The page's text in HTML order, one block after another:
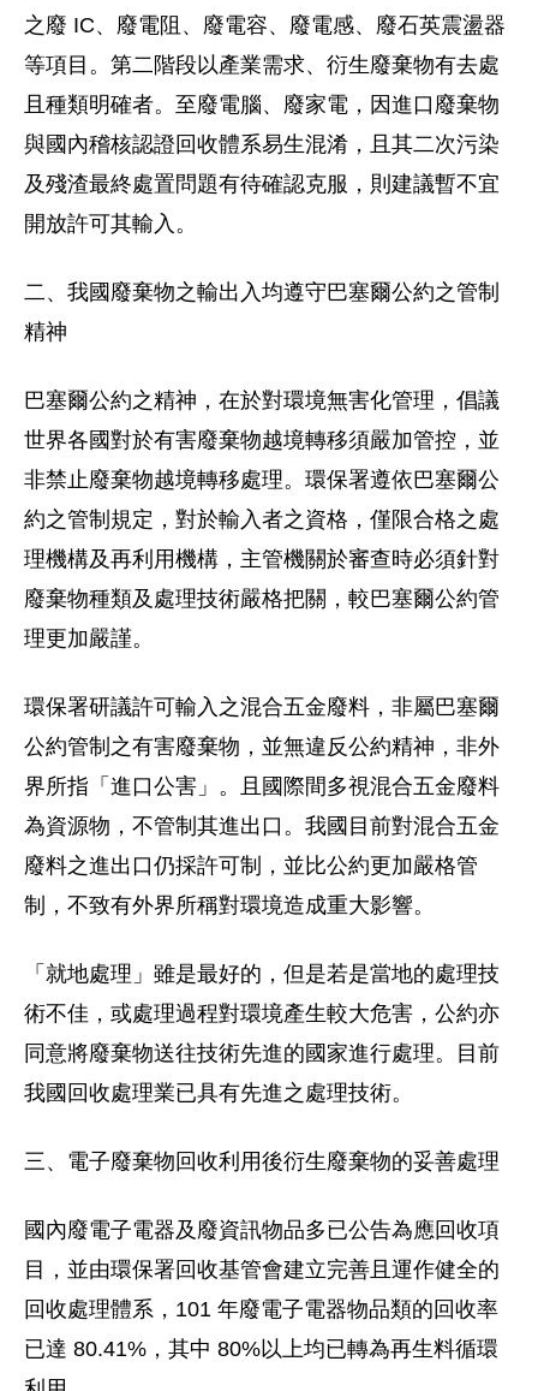
之廢 IC、廢電阻、廢電容、廢電感、廢石英震盪器
等項目。第二階段以產業需求、衍生廢棄物有去處
且種類明確者。至廢電腦、廢家電，因進口廢棄物
與國內稽核認證回收體系易生混淆，且其二次污染
及殘渣最終處置問題有待確認克服，則建議暫不宜
開放許可其輸入。
二、我國廢棄物之輸出入均遵守巴塞爾公約之管制
精神
巴塞爾公約之精神，在於對環境無害化管理，倡議
世界各國對於有害廢棄物越境轉移須嚴加管控，並
非禁止廢棄物越境轉移處理。環保署遵依巴塞爾公
約之管制規定，對於輸入者之資格，僅限合格之處
理機構及再利用機構，主管機關於審查時必須針對
廢棄物種類及處理技術嚴格把關，較巴塞爾公約管
理更加嚴謹。
環保署研議許可輸入之混合五金廢料，非屬巴塞爾
公約管制之有害廢棄物，並無違反公約精神，非外
界所指「進口公害」。且國際間多視混合五金廢料
為資源物，不管制其進出口。我國目前對混合五金
廢料之進出口仍採許可制，並比公約更加嚴格管
制，不致有外界所稱對環境造成重大影響。
「就地處理」雖是最好的，但是若是當地的處理技
術不佳，或處理過程對環境產生較大危害，公約亦
同意將廢棄物送往技術先進的國家進行處理。目前
我國回收處理業已具有先進之處理技術。
三、電子廢棄物回收利用後衍生廢棄物的妥善處理
國內廢電子電器及廢資訊物品多已公告為應回收項
目，並由環保署回收基管會建立完善且運作健全的
回收處理體系，101 年廢電子電器物品類的回收率
已達 80.41%，其中 80%以上均已轉為再生料循環